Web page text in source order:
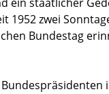
1952 zwei
Bundestag